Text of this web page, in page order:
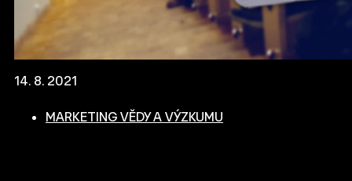
14. 8. 2021
MARKETING VĚDY A VÝZKUMU